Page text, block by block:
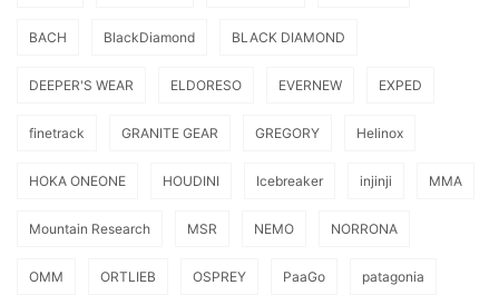
BACH BlackDiamond BLACK DIAMOND
DEEPER'S WEAR ELDORESO EVERNEW EXPED
finetrack GRANITE GEAR GREGORY Helinox
HOKA ONEONE HOUDINI Icebreaker injinji MMA
Mountain Research MSR NEMO NORRONA
OMM ORTLIEB OSPREY PaaGo patagonia